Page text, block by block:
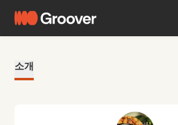
소개